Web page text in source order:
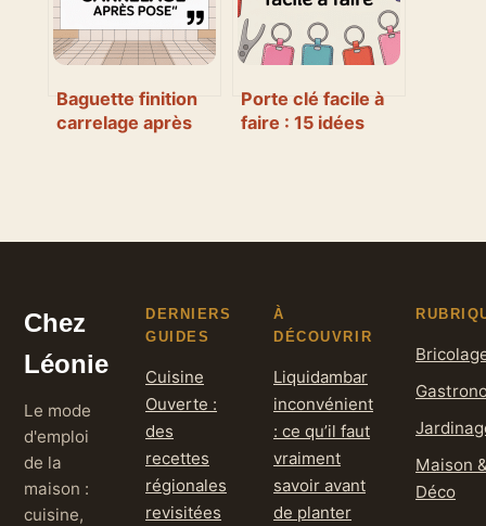
Baguette finition
carrelage après
Porte clé facile à
faire : 15 idées
Chez
Léonie
Le mode
d'emploi
de la
maison :
cuisine,
DERNIERS
GUIDES
Cuisine
Ouverte :
des
recettes
régionales
revisitées
À
DÉCOUVRIR
Liquidambar
inconvénient
: ce qu’il faut
vraiment
savoir avant
de planter
Maison
Déco